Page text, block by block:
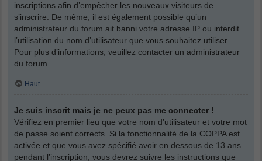
inscriptions afin d’empêcher les nouveaux visiteurs de
s’inscrire. De même, il est également possible qu’un
administrateur du forum ait banni votre adresse IP ou interdit
l’utilisation du nom d’utilisateur que vous souhaitez utiliser.
Pour plus d’informations, veuillez contacter un administrateur
du forum.
Haut
Je suis inscrit mais je ne peux pas me connecter !
Vérifiez en premier lieu que votre nom d’utilisateur et votre mot
de passe soient corrects. Si la fonctionnalité de la COPPA est
activée et que vous avez spécifié avoir en dessous de 13 ans
pendant l’inscription, vous devrez suivre les instructions que